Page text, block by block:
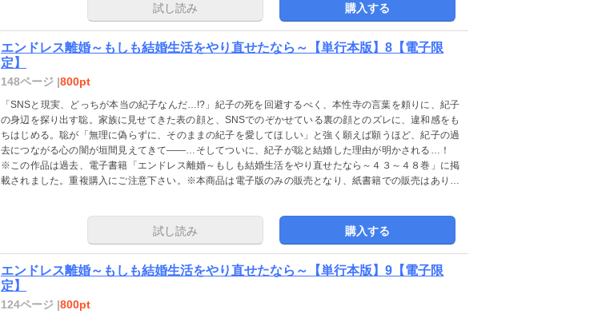
試し読み 購入する
エンドレス離婚～もしも結婚生活をやり直せたなら～【単行本版】8【電子限
定】
148ページ |800pt
「SNSと現実、どっちが本当の紀子なんだ…!?」紀子の死を回避するべく、本性寺の言葉を頼りに、紀子
の身辺を探り出す聡。家族に見せてきた表の顔と、SNSでのぞかせている裏の顔とのズレに、違和感をも
ちはじめる。聡が「無理に偽らずに、そのままの紀子を愛してほしい」と強く願えば願うほど、紀子の過
去につながる心の闇が垣間見えてきて――…そしてついに、紀子が聡と結婚した理由が明かされる…！
※この作品は過去、電子書籍「エンドレス離婚～もしも結婚生活をやり直せたなら～４３～４８巻」に掲
載されました。重複購入にご注意下さい。※本商品は電子版のみの販売となり、紙書籍での販売はありま
試し読み 購入する
エンドレス離婚～もしも結婚生活をやり直せたなら～【単行本版】9【電子限
定】
124ページ |800pt